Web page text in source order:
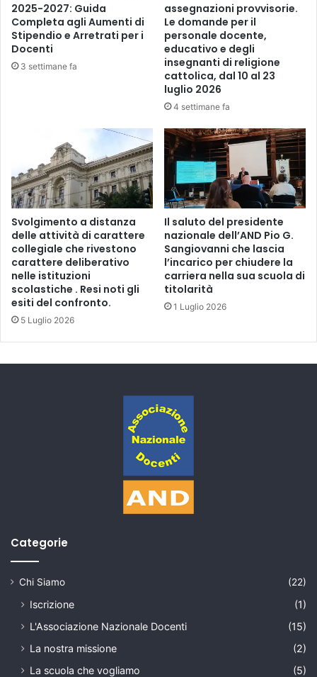
e
1
8
l
u
5
2025-2027: Guida
Completa agli Aumenti di
Stipendio e Arretrati per i
Docenti
3 settimane fa
assegnazioni provvisorie.
Le domande per il
personale docente,
educativo e degli
insegnanti di religione
cattolica, dal 10 al 23
luglio 2026
4 settimane fa
Svolgimento a distanza
delle attività di carattere
collegiale che rivestono
carattere deliberativo
nelle istituzioni
scolastiche . Resi noti gli
esiti del confronto.
5 Luglio 2026
Il saluto del presidente
nazionale dell’AND Pio G.
Sangiovanni che lascia
l’incarico per chiudere la
carriera nella sua scuola di
titolarità
1 Luglio 2026
Categorie
Chi Siamo (22)
Iscrizione
(1)
L'Associazione Nazionale Docenti
(15)
La nostra missione
(2)
La scuola che vogliamo
(5)